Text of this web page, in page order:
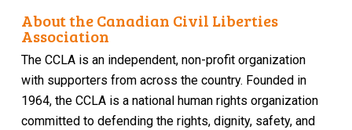
About the Canadian Civil Liberties
Association
The CCLA is an independent, non-profit organization
with supporters from across the country. Founded in
1964, the CCLA is a national human rights organization
committed to defending the rights, dignity, safety, and